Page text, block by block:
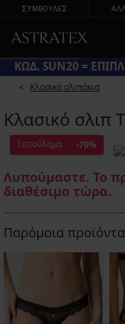
ΣΥΜΒΟΥΛΕΣ
ΚΩΔ. SUN20 =
Κλασικά σλιπάκια
Κλασικό σλιπ
Ξεπούλημα -70%
Λυπούμαστε. Το
διαθέσιμο τώρα.
Παρόμοια προϊόντα